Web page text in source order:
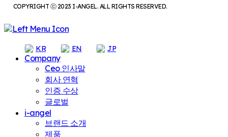
COPYRIGHT ⓒ 2023 I-ANGEL. ALL RIGHTS RESERVED.
KR EN JP
Company
Ceo 인사말
회사 연혁
인증 수상
글로벌
i-angel
브랜드 소개
제품